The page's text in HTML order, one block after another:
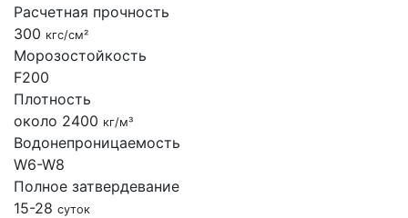
Расчетная прочность
300 кгс/см²
Морозостойкость
F200
Плотность
около 2400 кг/м³
Водонепроницаемость
W6-W8
Полное затвердевание
15-28 суток